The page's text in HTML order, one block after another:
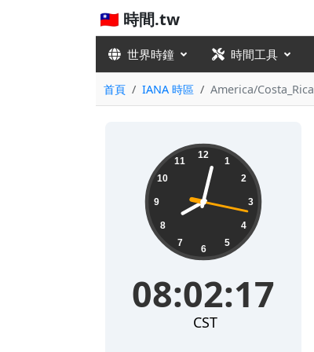
🇹🇼 時間.tw
世界時鐘 時間工具
首頁 IANA 時區 America/Costa_Rica
08:02:18 12
1
2
3
4
5
6
7
8
9
10
11
08:02:18
CST